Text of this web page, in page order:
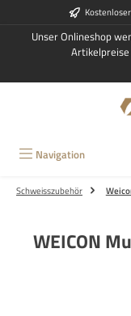
Zum Hauptinhalt springen
Unser Onlineshop
Navigation
Schweisszubehör
WEICON